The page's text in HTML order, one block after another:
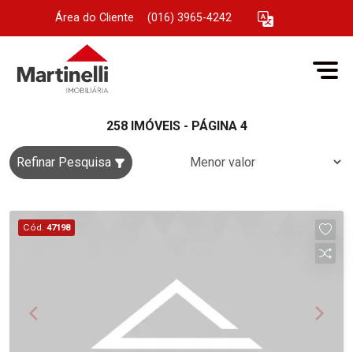
Área do Cliente (016) 3965-4242
258 IMÓVEIS - PÁGINA 4
Refinar Pesquisa
Cód. 47198